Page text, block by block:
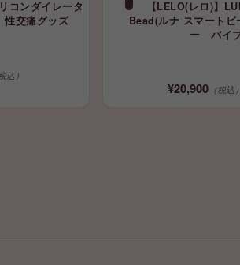
コンダイレータ
交痛グッズ
込）
【LELO(レロ)】
Bead(ルナ スマート
ー バイ
¥20,900 （税込）